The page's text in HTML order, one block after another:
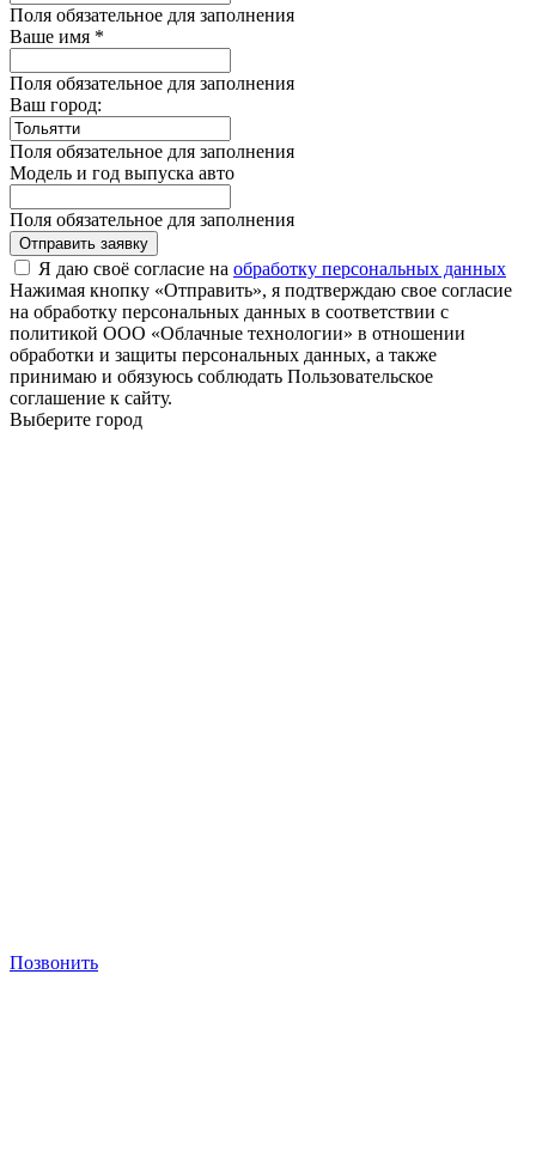
Поля обязательное для заполнения
Ваше имя *
Поля обязательное для заполнения
Ваш город:
Поля обязательное для заполнения
Модель и год выпуска авто
Поля обязательное для заполнения
Отправить заявку
Я даю своё согласие на обработку персональных данных
Нажимая кнопку «Отправить», я подтверждаю свое согласие
на обработку персональных данных в соответствии с
политикой ООО «Облачные технологии» в отношении
обработки и защиты персональных данных, а также
принимаю и обязуюсь соблюдать Пользовательское
соглашение к сайту.
Выберите город
Позвонить